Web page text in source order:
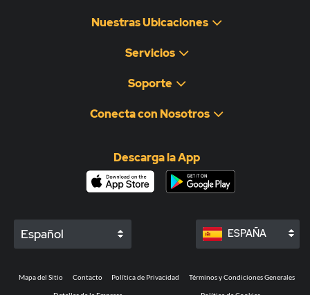
Nuestras Ubicaciones
Servicios
Soporte
Conecta con Nosotros
Descarga la App
Español ESPAÑA
Mapa del Sitio Contacto Política de Privacidad Términos y Condiciones Generales